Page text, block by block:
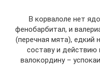
В корвалоле нет
фенобарбитал, и
(перечная мята), едкий
составу и действию
валокордину –